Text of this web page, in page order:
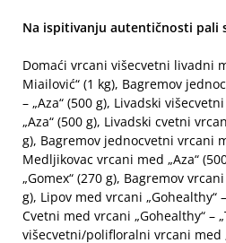
Na ispitivanju autentičnosti pali
Domaći vrcani višecvetni livadni
Miailović“ (1 kg), Bagremov
– „Aza“ (500 g), Livadski
„Aza“ (500 g), Livadski cvetni
g), Bagremov jednocvetni vrcani
Medljikovac vrcani med „Aza“
„Gomex“ (270 g), Bagremov
g), Lipov med vrcani „Gohealthy“
Cvetni med vrcani „Gohealthy“ –
višecvetni/polifloralni vrcani med